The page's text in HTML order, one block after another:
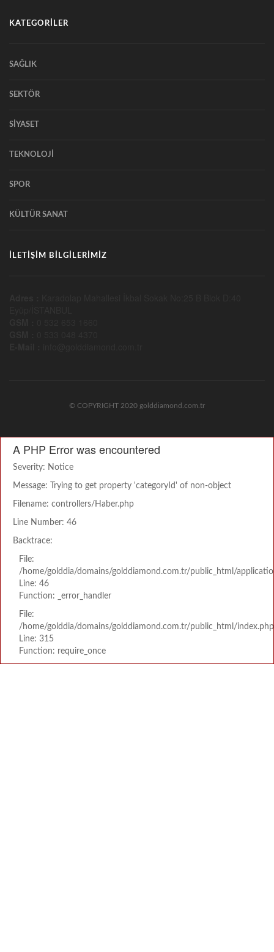
KATEGORİLER
SAĞLIK
SEKTÖR
SİYASET
TEKNOLOJİ
SPOR
KÜLTÜR SANAT
İLETİŞİM BİLGİLERİMİZ
© COPYRIGHT 2020 golddiamond.com.tr
A PHP Error was encountered
Severity: Notice
Message: Trying to get property 'categoryId' of non-object
Filename: controllers/Haber.php
Line Number: 46
Backtrace:
File:
/home/golddia/domains/golddiamond.com.tr/public_html/
Line: 46
Function: _error_handler
File:
/home/golddia/domains/golddiamond.com.tr/public_html/index.php
Line: 315
Function: require_once